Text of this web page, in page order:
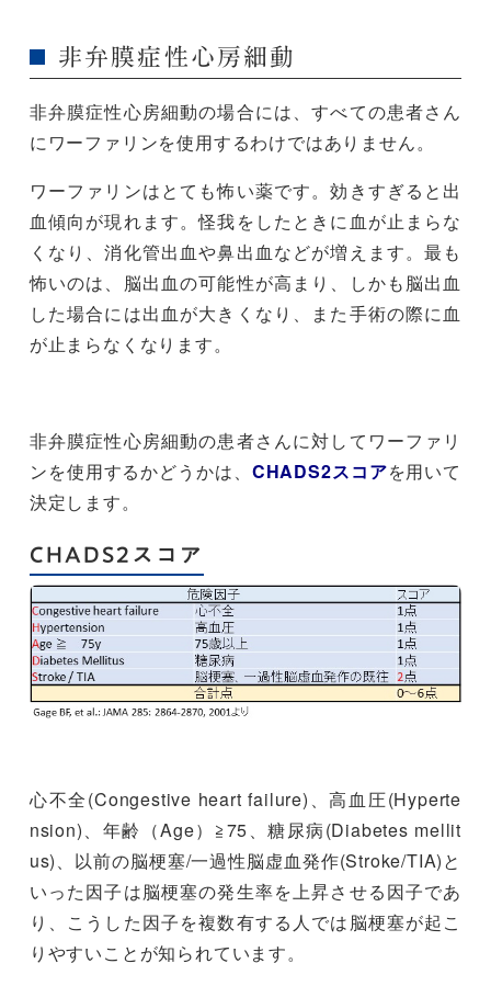
非弁膜症性心房細動
非弁膜症性心房細動の場合には、すべての患者さん
にワーファリンを使用するわけではありません。
ワーファリンはとても怖い薬です。効きすぎると出
血傾向が現れます。怪我をしたときに血が止まらな
くなり、消化管出血や鼻出血などが増えます。最も
怖いのは、脳出血の可能性が高まり、しかも脳出血
した場合には出血が大きくなり、また手術の際に血
が止まらなくなります。
非弁膜症性心房細動の患者さんに対してワーファリ
ンを使用するかどうかは、 CHADS2スコアを用いて
決定します。
CHADS2スコア
心不全(Congestive heart failure)、高血圧(Hyperte
nsion)、年齢（Age）≧75、糖尿病(Diabetes mellit
us)、以前の脳梗塞/一過性脳虚血発作(Stroke/TIA)と
いった因子は脳梗塞の発生率を上昇させる因子であ
り、こうした因子を複数有する人では脳梗塞が起こ
りやすいことが知られています。